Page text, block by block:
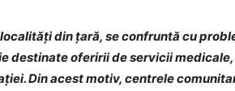
din țară, se confruntă cu
destinate oferirii de servicii medicale,
Din acest motiv, centrele